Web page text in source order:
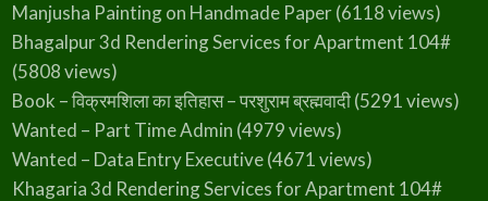
Manjusha Painting on Handmade Paper(6118 views)
Bhagalpur 3d Rendering Services for Apartment 104#
(5808 views)
Book – विक्रमशिला का इतिहास – परशुराम ब्रह्मवादी(5291 views)
Wanted – Part Time Admin (4979 views)
Wanted – Data Entry Executive(4671 views)
Khagaria 3d Rendering Services for Apartment 104#